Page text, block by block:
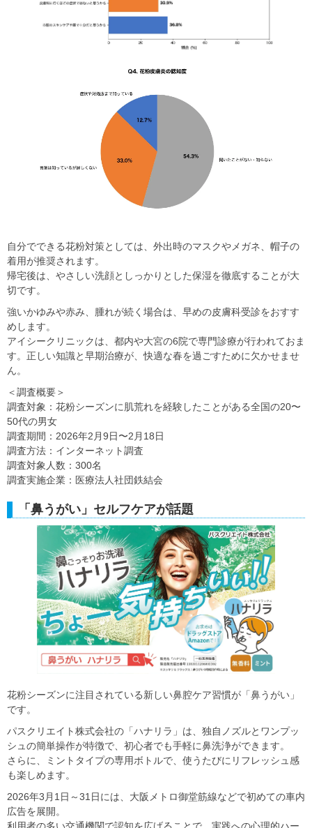
自分でできる花粉対策としては、外出時のマスクやメガネ、帽子の
着用が推奨されます。
帰宅後は、やさしい洗顔としっかりとした保湿を徹底することが大
切です。
強いかゆみや赤み、腫れが続く場合は、早めの皮膚科受診をおすす
めします。
アイシークリニックは、都内や大宮の6院で専門診療が行われておま
す。正しい知識と早期治療が、快適な春を過ごすために欠かせませ
ん。
＜調査概要＞
調査対象：花粉シーズンに肌荒れを経験したことがある全国の20〜
50代の男女
調査期間：2026年2月9日〜2月18日
調査方法：インターネット調査
調査対象人数：300名
調査実施企業：医療法人社団鉄結会
「鼻うがい」セルフケアが話題
花粉シーズンに注目されている新しい鼻腔ケア習慣が「鼻うがい」
です。
パスクリエイト株式会社の「ハナリラ」は、独自ノズルとワンプッ
シュの簡単操作が特徴で、初心者でも手軽に鼻洗浄ができます。
さらに、ミントタイプの専用ボトルで、使うたびにリフレッシュ感
も楽しめます。
2026年3月1日～31日には、大阪メトロ御堂筋線などで初めての車内
広告を展開。
利用者の多い交通機関で認知を広げることで、実践への心理的ハー